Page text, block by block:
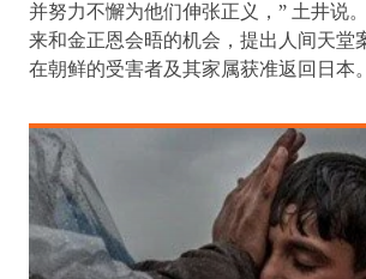
并努力不懈为他们伸张正义，” 土井说
来和金正恩会晤的机会，提出人间天堂
在朝鲜的受害者及其家属获准返回日本